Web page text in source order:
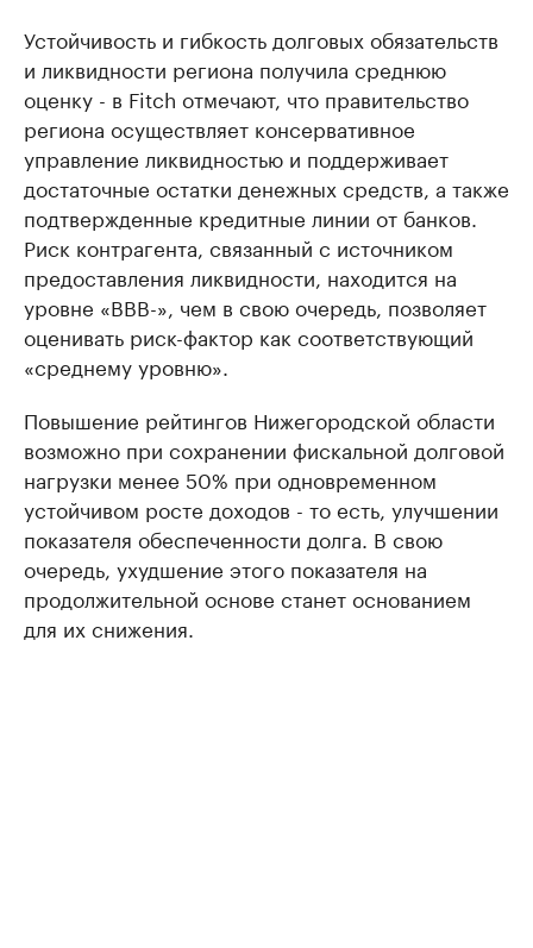
Устойчивость и гибкость долговых обязательств
и ликвидности региона получила среднюю
оценку - в Fitch отмечают, что правительство
региона осуществляет консервативное
управление ликвидностью и поддерживает
достаточные остатки денежных средств, а также
подтвержденные кредитные линии от банков.
Риск контрагента, связанный с источником
предоставления ликвидности, находится на
уровне «BBB-», чем в свою очередь, позволяет
оценивать риск-фактор как соответствующий
«среднему уровню».
Повышение рейтингов Нижегородской области
возможно при сохранении фискальной долговой
нагрузки менее 50% при одновременном
устойчивом росте доходов - то есть, улучшении
показателя обеспеченности долга. В свою
очередь, ухудшение этого показателя на
продолжительной основе станет основанием
для их снижения.